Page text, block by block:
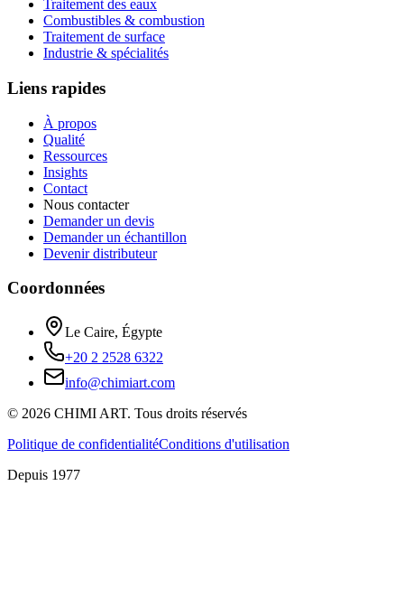
Traitement des eaux
Combustibles & combustion
Traitement de surface
Industrie & spécialités
Liens rapides
À propos
Qualité
Ressources
Insights
Contact
Nous contacter
Demander un devis
Demander un échantillon
Devenir distributeur
Coordonnées
Le Caire, Égypte
+20 2 2528 6322
info@chimiart.com
© 2026 CHIMI ART. Tous droits réservés
Politique de confidentialitéConditions d'utilisation
Depuis 1977